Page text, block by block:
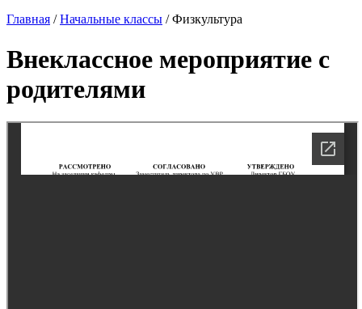
Главная /Начальные классы /Физкультура
Внеклассное мероприятие с
родителями